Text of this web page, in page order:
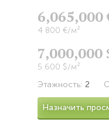
6,065,000
4 800 €/м²
7,000,000
5 600 $/м²
Этажность: 2
Назначить